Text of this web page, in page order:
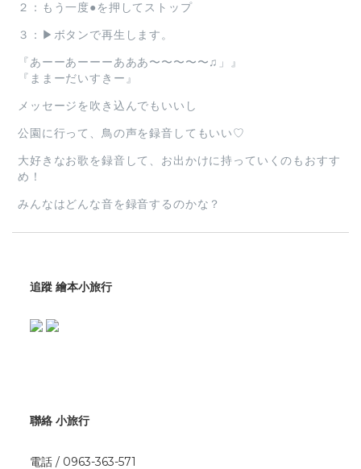
２：もう一度●を押してストップ
３：▶︎ボタンで再生します。
『あーーあーーーあああ〜〜〜〜〜♫」』
『ままーだいすきー』
メッセージを吹き込んでもいいし
公園に行って、鳥の声を録音してもいい♡
大好きなお歌を録音して、お出かけに持っていくのもおすす
め！
みんなはどんな音を録音するのかな？
追蹤 繪本小旅行
聯絡 小旅行
電話 / 0963-363-571